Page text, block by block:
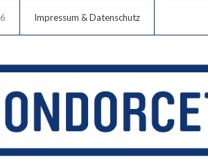
Impressum & Datenschutz